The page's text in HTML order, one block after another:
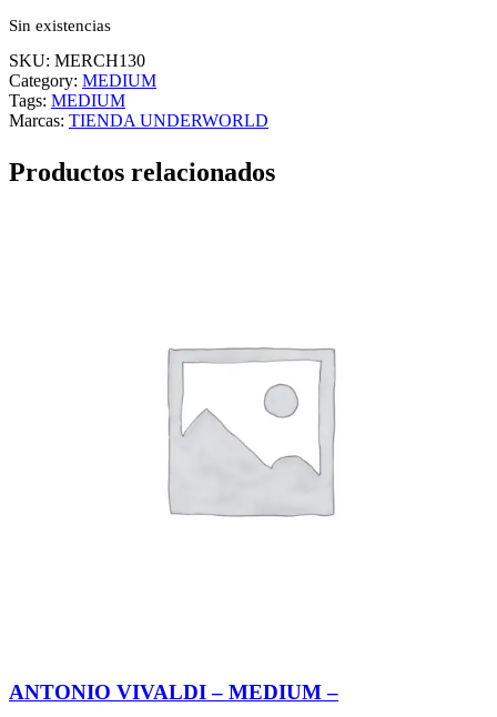
Sin existencias
SKU: MERCH130
Category: MEDIUM
Tags: MEDIUM
Marcas: TIENDA UNDERWORLD
Productos relacionados
ANTONIO VIVALDI – MEDIUM –